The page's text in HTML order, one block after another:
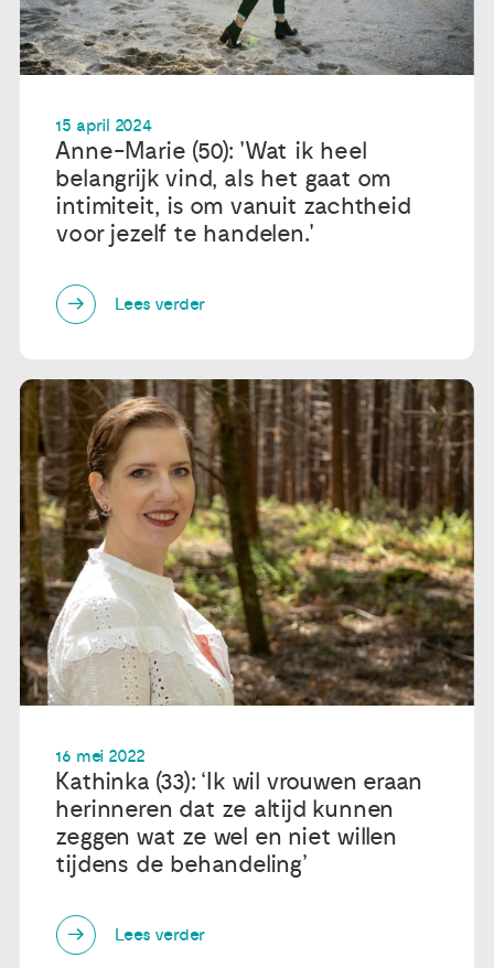
Publicaties
Ervaringsdeskundigheid
Over ons
Contact
15 april 2024
Anne-Marie (50): 'Wat ik heel
belangrijk vind, als het gaat om
intimiteit, is om vanuit zachtheid
voor jezelf te handelen.'
Lees verder
16 mei 2022
Kathinka (33): ‘Ik wil vrouwen eraan
herinneren dat ze altijd kunnen
zeggen wat ze wel en niet willen
tijdens de behandeling’
Lees verder